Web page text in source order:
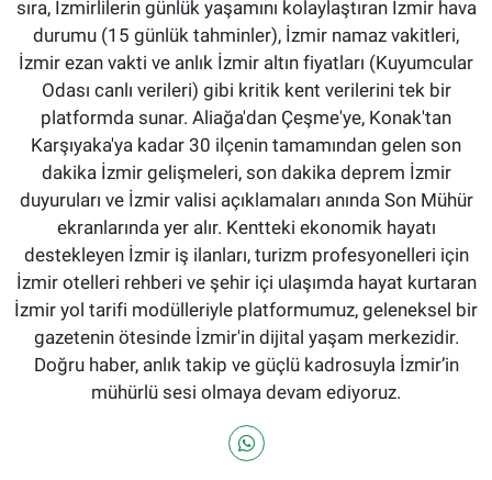
sıra, İzmirlilerin günlük yaşamını kolaylaştıran İzmir hava
durumu (15 günlük tahminler), İzmir namaz vakitleri,
İzmir ezan vakti ve anlık İzmir altın fiyatları (Kuyumcular
Odası canlı verileri) gibi kritik kent verilerini tek bir
platformda sunar. Aliağa'dan Çeşme'ye, Konak'tan
Karşıyaka'ya kadar 30 ilçenin tamamından gelen son
dakika İzmir gelişmeleri, son dakika deprem İzmir
duyuruları ve İzmir valisi açıklamaları anında Son Mühür
ekranlarında yer alır. Kentteki ekonomik hayatı
destekleyen İzmir iş ilanları, turizm profesyonelleri için
İzmir otelleri rehberi ve şehir içi ulaşımda hayat kurtaran
İzmir yol tarifi modülleriyle platformumuz, geleneksel bir
gazetenin ötesinde İzmir'in dijital yaşam merkezidir.
Doğru haber, anlık takip ve güçlü kadrosuyla İzmir’in
mühürlü sesi olmaya devam ediyoruz.